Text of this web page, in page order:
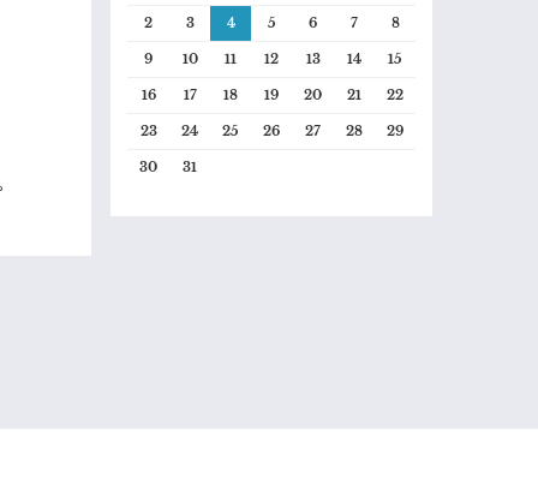
2 3 4 5 6 7 8
9 10 11 12 13 14 15
16 17 18 19 20 21 22
23 24 25 26 27 28 29
30 31